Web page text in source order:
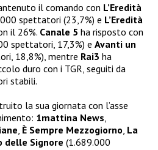
il comando con L’Eredità
spettatori (23,7%) e L’Eredità
il 26%. Canale 5 ha risposto con
spettatori, 17,3%) e Avanti un
18,8%), mentre Rai3 ha
duro con i TGR, seguiti da
stabili.
la sua giornata con l’asse
1mattina News
È Sempre Mezzogiorno La
delle Signore (1.689.000